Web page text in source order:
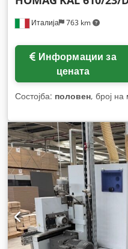
Италија 763 km
цената
Состојба: половен, број